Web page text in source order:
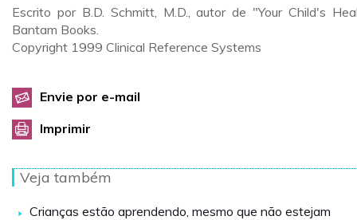
Escrito por B.D. Schmitt, M.D., autor de "Your Child's
Bantam Books.
Copyright 1999 Clinical Reference Systems
Envie por e-mail
Imprimir
Veja também
Crianças estão aprendendo, mesmo que não estejam